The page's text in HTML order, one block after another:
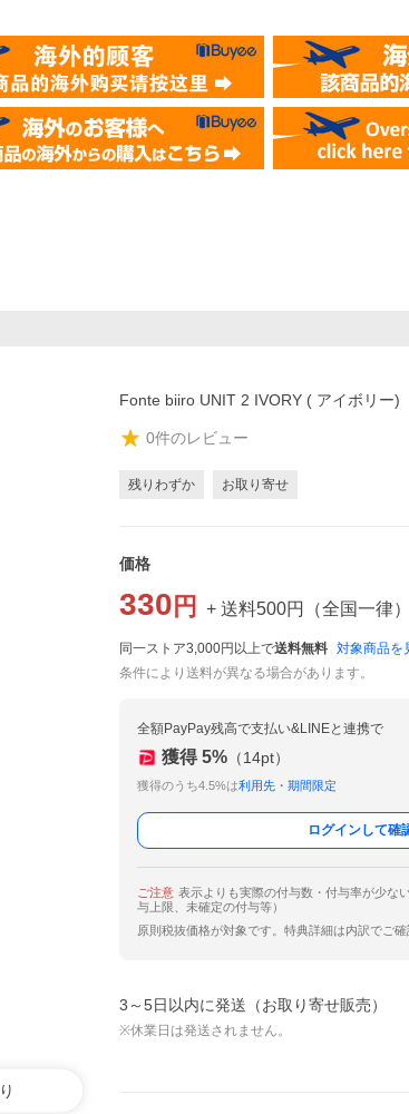
Fonte biiro UNIT 2 IVORY ( アイボリ
0件のレビュー
残りわずか お取り寄せ
価格
330 円 + 送料500円 （全国一律）
同一ストア3,000円以上で送料無料 対象商品を
条件により送料が異なる場合があります。
全額PayPay残高で支払い&LINEと連携で
獲得 5% （14pt）
獲得のうち4.5%は利用先・期間限定
ログインして確
ご注意 表示よりも実際の付与数・付与率が少な
与上限、未確定の付与等）
原則税抜価格が対象です。特典詳細は内訳でご確
3～5日以内に発送（お取り寄せ販売）
※休業日は発送されません。